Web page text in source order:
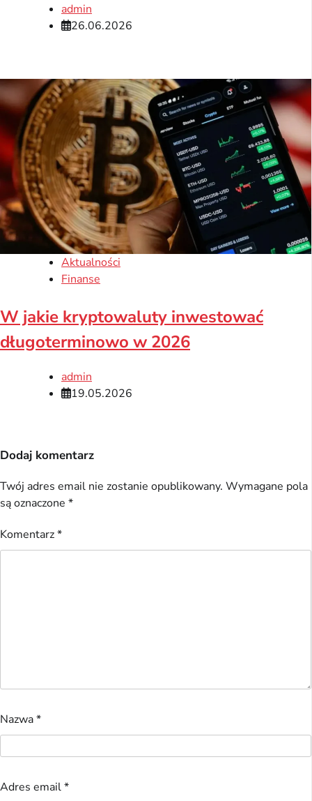
admin
26.06.2026
Aktualności
Finanse
W jakie kryptowaluty inwestować
długoterminowo w 2026
admin
19.05.2026
Dodaj komentarz
Twój adres email nie zostanie opublikowany. Wymagane pola
są oznaczone *
Komentarz*
Nazwa*
Adres email*